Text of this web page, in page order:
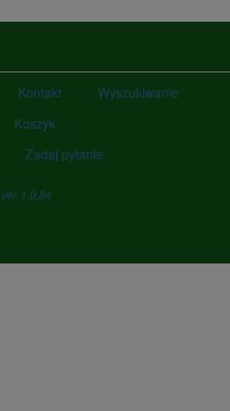
Kontakt
Wyszukiwanie
Koszyk
Zadaj pytanie
1.0.84